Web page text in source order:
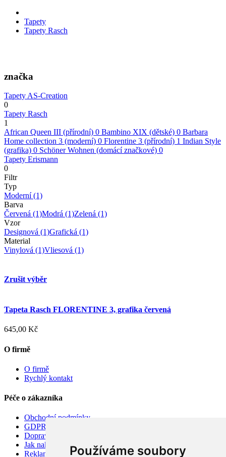
Používáme soubory
Tapety
Tapety Rasch
značka
Tapety AS-Creation
0
Tapety Rasch
1
African Queen III (přírodní) 0 Bambino XIX (dětské) 0 Barbara
Home collection 3 (moderní) 0 Florentine 3 (přírodní) 1 Indian Style
(grafika) 0 Schöner Wohnen (domácí značkové) 0
Tapety Erismann
0
Filtr
Typ
Moderní(1)
Barva
Červená (1)Modrá (1)Zelená (1)
Vzor
Designová (1)Grafická (1)
Material
Vinylová (1)Vliesová (1)
Zrušit výběr
Tapeta Rasch FLORENTINE 3, grafika červená
645,00 Kč
O firmě
O firmě
Rychlý kontakt
Péče o zákazníka
Obchodní podmínky
GDPR
Doprava
Jak nakupovat
Reklamace